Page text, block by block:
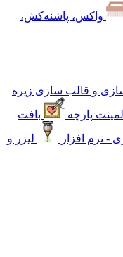
واکس، پاشنه‌کش،
و قالب سازی زیره
لمینت پارچه
بافت
- نرم افزار
لیزر و